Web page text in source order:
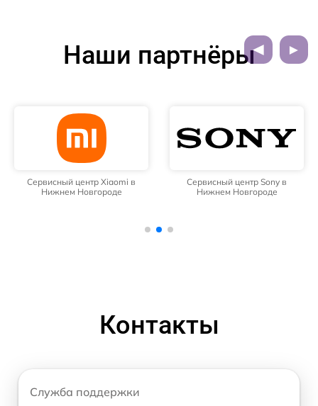
Наши партнёры
Сервисный центр Xiaomi в
Нижнем Новгороде
Сервисный центр Sony в
Нижнем Новгороде
Контакты
Служба поддержки